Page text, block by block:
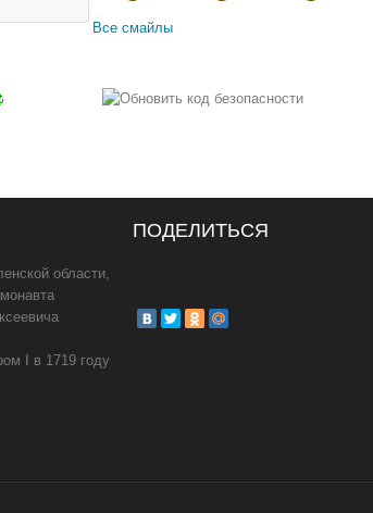
Все смайлы
области,
I в 1719 году
ПОДЕЛИТЬСЯ